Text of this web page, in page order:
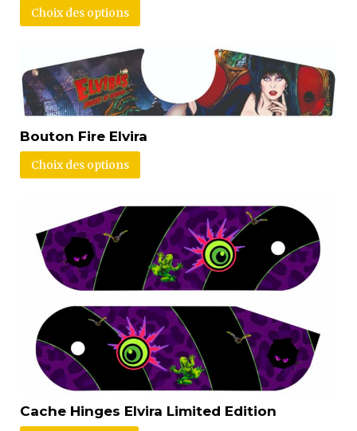
Choix des options
Bouton Fire Elvira
Choix des options
Cache Hinges Elvira Limited Edition